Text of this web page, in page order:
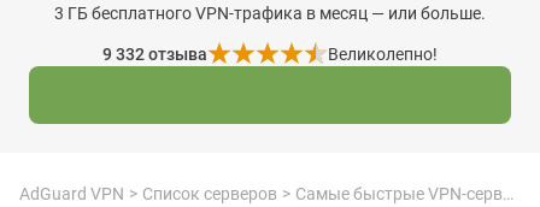
3 ГБ бесплатного VPN-трафика в месяц — или больше.
9 332отзыва Великолепно!
AdGuard VPN Список серверов Самые быстрые VPN-серверы в Венгрии